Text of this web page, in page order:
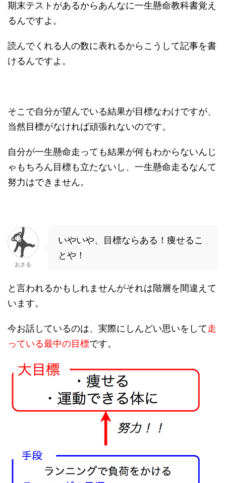
期末テストがあるからあんなに一生懸命教科書覚え
るんですよ。
読んでくれる人の数に表れるからこうして記事を書
けるんですよ。
そこで自分が望んでいる結果が目標なわけですが、
当然目標がなければ頑張れないのです。
自分が一生懸命走っても結果が何もわからないんじ
ゃもちろん目標も立たないし、一生懸命走るなんて
努力はできません。
おさる
いやいや、目標ならある！痩せるこ
とや！
と言われるかもしれませんがそれは階層を間違えて
います。
今お話しているのは、実際にしんどい思いをして走
っている最中の目標です。